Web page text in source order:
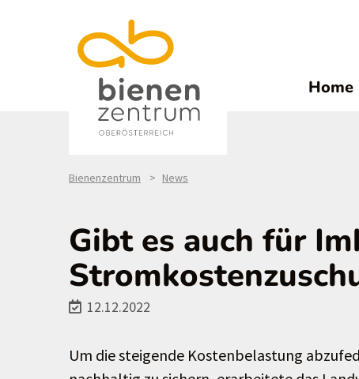
Home
Bienenzentrum News
Gibt es auch für
12.12.2022
Um die steigende Kostenbelastung